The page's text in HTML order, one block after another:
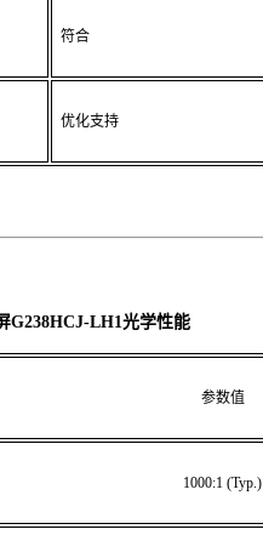
符合
优化支持
G238HCJ-LH1光学性能
参数值
1000:1 (Typ.)